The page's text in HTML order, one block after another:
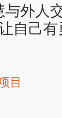
外人
自己
目